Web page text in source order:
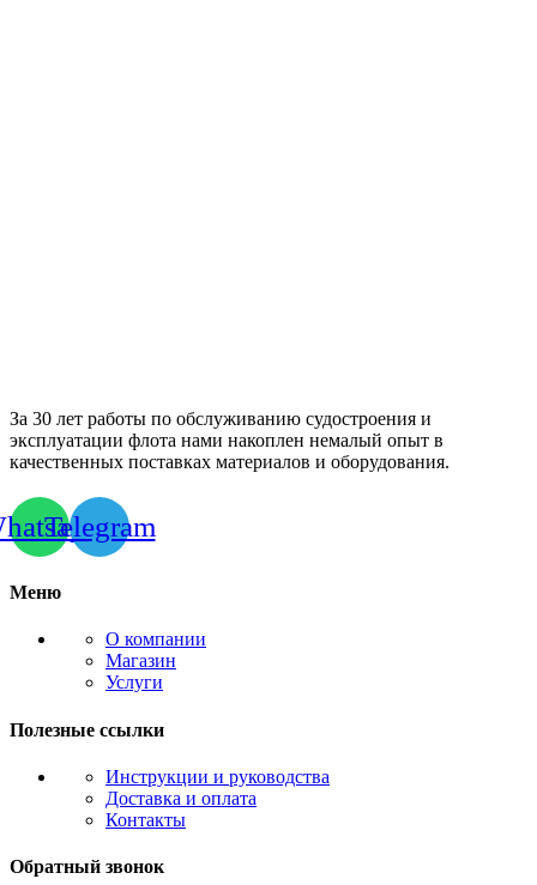
За 30 лет работы по обслуживанию судостроения и
эксплуатации флота нами накоплен немалый опыт в
качественных поставках материалов и оборудования.
Telegram
Меню
О компании
Магазин
Услуги
Полезные ссылки
Инструкции и руководства
Доставка и оплата
Контакты
Обратный звонок